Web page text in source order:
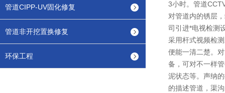
管道CIPP-UV固化修复
管道非开挖置换修复
环保工程
3小时。管道
对管道内的锈层
司引进*电视检测
采用杆式视频检
便能一清二楚。
备，可对不一样
泥状态等。声纳
的描述管道，渠